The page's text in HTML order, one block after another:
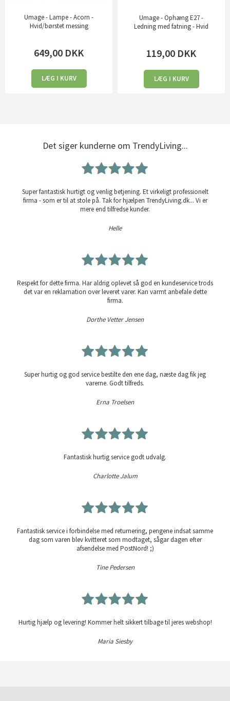
Umage - Lampe - Acorn -
Hvid/børstet messing
649,00 DKK
LÆG I KURV
Umage - Ophæng E27 -
Ledning med fatning - Hvid
119,00 DKK
LÆG I KURV
Det siger kunderne om TrendyLiving...
Super fantastisk hurtigt og venlig betjening. Et virkeligt professionelt
firma - som er til at stole på. Tak for hjælpen TrendyLiving.dk... Vi er
mere end tilfredse kunder.
Helle
Respekt for dette firma. Har aldrig oplevet så god en kundeservice trods
det var en reklamation over leveret varer. Kan varmt anbefale dette
firma.
Dorthe Vetter Jensen
Super hurtig og god service bestilte den ene dag, næste dag fik jeg
varerne. Godt tilfreds.
Erna Troelsen
Fantastisk hurtig service godt udvalg.
Charlotte Jalum
Fantastisk service i forbindelse med returnering, pengene indsat samme
dag som varen blev kvitteret som modtaget, sågar dagen efter
afsendelse med PostNord! ;)
Tine Pedersen
Hurtig hjælp og levering! Kommer helt sikkert tilbage til jeres webshop!
Maria Siesby